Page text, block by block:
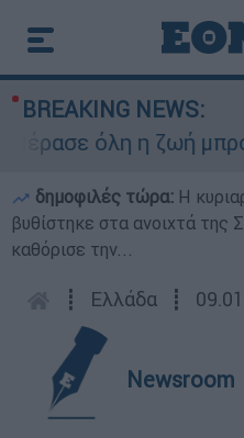
BREAKING NEWS:
όλη η ζωή
δημοφιλές τώρα: Η
βυθίστηκε στα ανοιχτά της
καθόρισε την...
┋ Ελλάδα ┋
Newsroom